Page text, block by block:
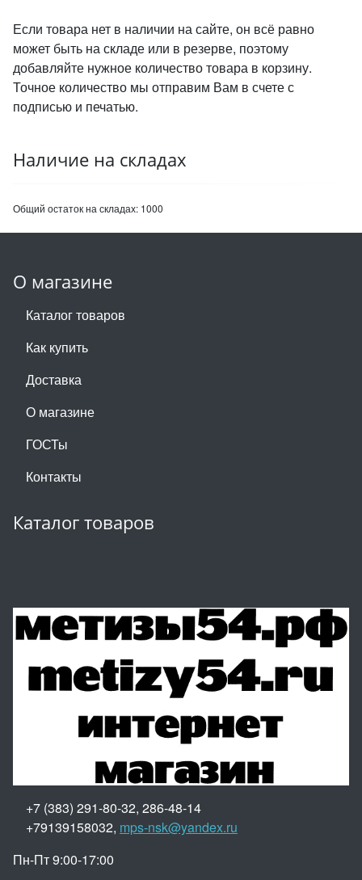
Если товара нет в наличии на сайте, он всё равно
может быть на складе или в резерве, поэтому
добавляйте нужное количество товара в корзину.
Точное количество мы отправим Вам в счете с
подписью и печатью.
Наличие на складах
Общий остаток на складах: 1000
О магазине
Каталог товаров
Как купить
Доставка
О магазине
ГОСТы
Контакты
Каталог товаров
+7 (383) 291-80-32, 286-48-14
+79139158032, mps-nsk@yandex.ru
Пн-Пт 9:00-17:00